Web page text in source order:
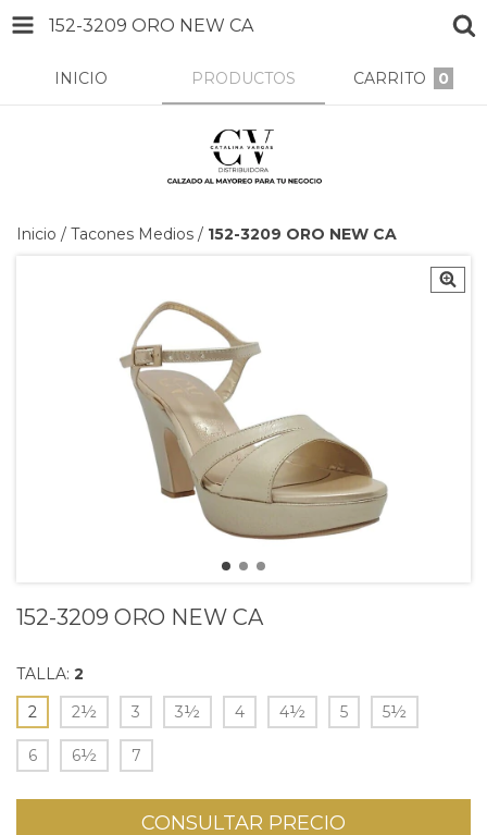
152-3209 ORO NEW CA
INICIO PRODUCTOS CARRITO 0
Inicio / Tacones Medios / 152-3209 ORO NEW CA
152-3209 ORO NEW CA
TALLA: 2
2
2½ 3 3½ 4 4½ 5 5½
6 6½ 7